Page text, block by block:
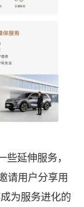
延伸服务，
请用户分享用
为服务进化的